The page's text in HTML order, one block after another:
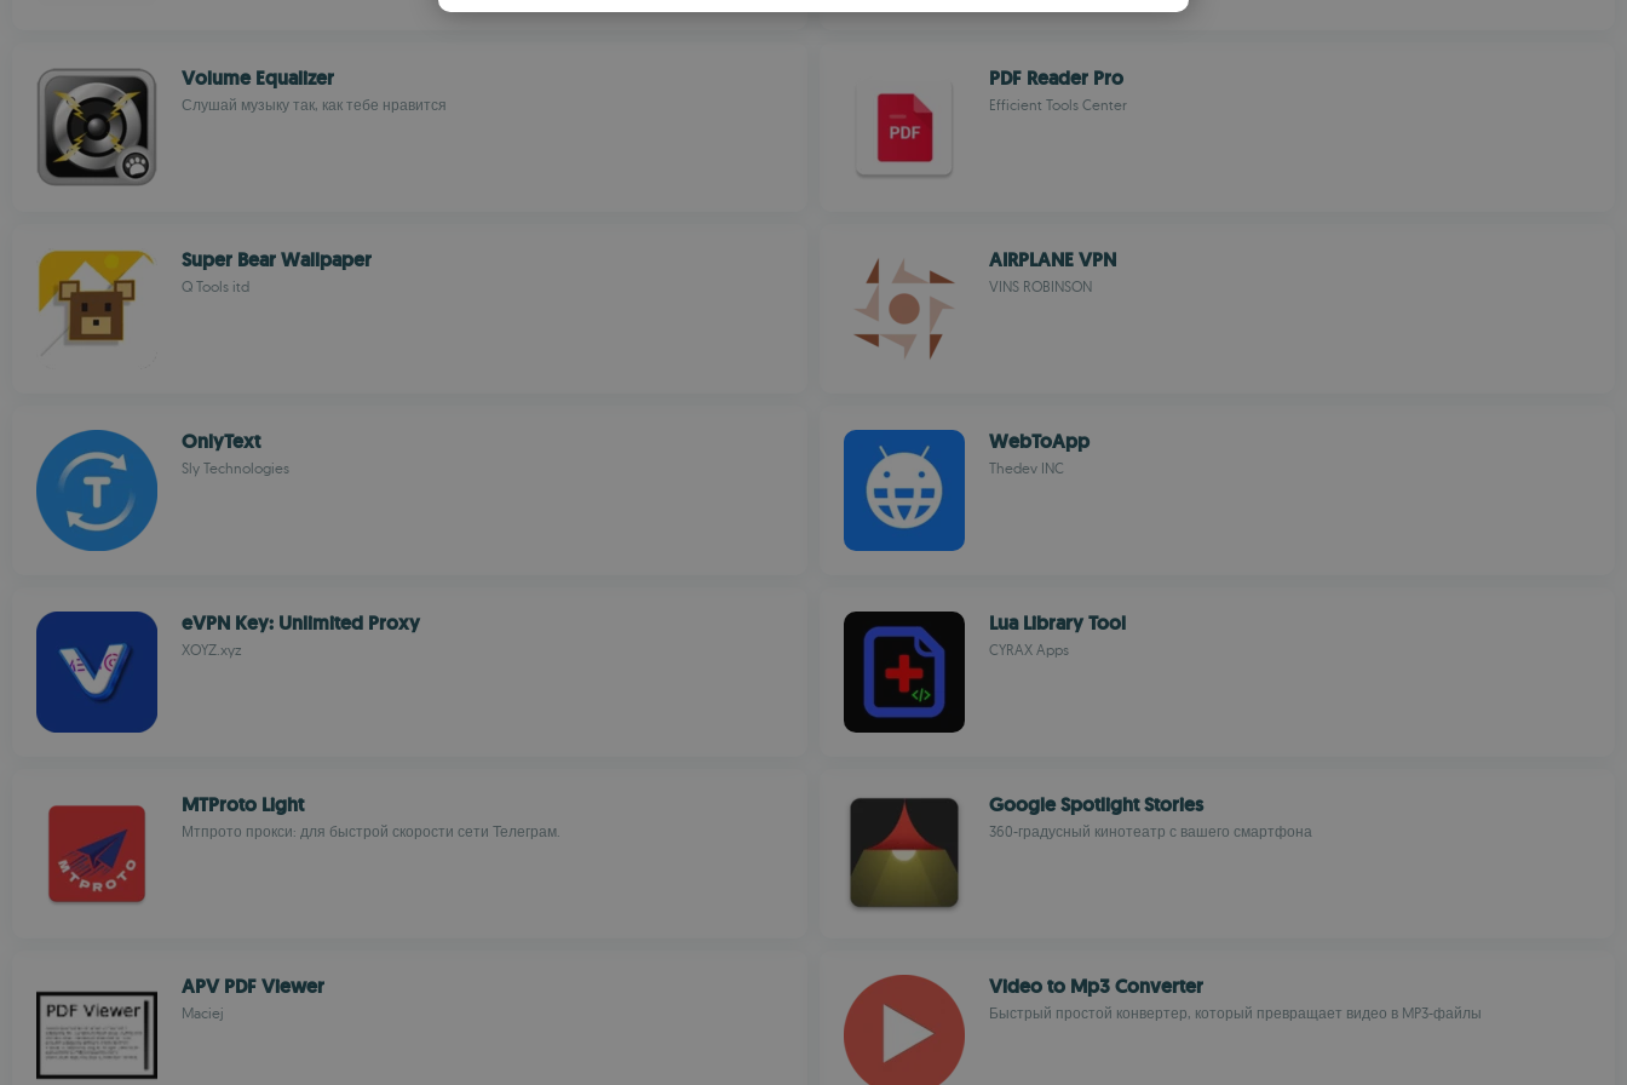
Volume Equalizer
Слушай музыку так, как тебе нравится
PDF Reader Pro
Efficient Tools Center
Super Bear Wallpaper
Q Tools itd
AIRPLANE VPN
VINS ROBINSON
OnlyText
Sly Technologies
WebToApp
Thedev INC
eVPN Key: Unlimited Proxy
XOYZ.xyz
Lua Library Tool
CYRAX Apps
MTProto Light
Мтпрото прокси: для быстрой скорости сети Телеграм.
Google Spotlight Stories
360-градусный кинотеатр с вашего смартфона
APV PDF Viewer
Maciej
Video to Mp3 Converter
Быстрый простой конвертер, который превращает видео в MP3-файлы
SPANISH